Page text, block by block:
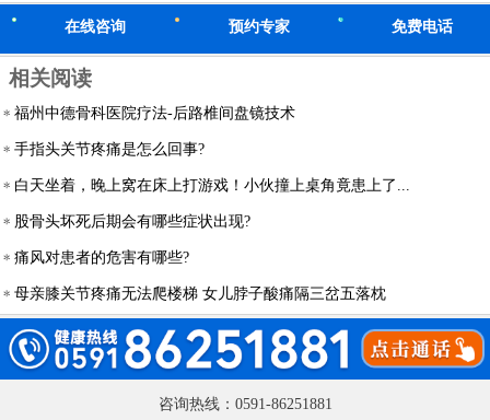
在线咨询 预约专家 免费电话
相关阅读
福州中德骨科医院疗法-后路椎间盘镜技术
手指头关节疼痛是怎么回事?
白天坐着，晚上窝在床上打游戏！小伙撞上桌角竟患上了...
股骨头坏死后期会有哪些症状出现?
痛风对患者的危害有哪些?
母亲膝关节疼痛无法爬楼梯 女儿脖子酸痛隔三岔五落枕
咨询热线：0591-86251881